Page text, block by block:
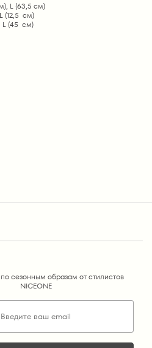
L (63,5 см)
(12,5 см)
L (45 см)
сезонным образам от стилистов
NICEONE